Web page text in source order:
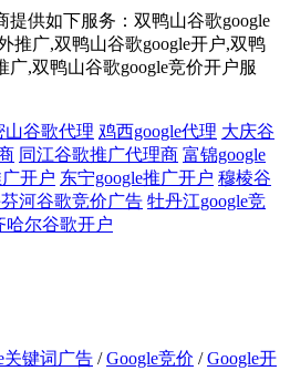
提供如下服务：双鸭山谷歌google
推广,双鸭山谷歌google开户,双鸭
广,双鸭山谷歌google竞价开户服
山谷歌代理 鸡西google代理 大庆谷
同江谷歌推广代理商 富锦google
开户 东宁google推广开户 穆棱谷
河谷歌竞价广告 牡丹江google竞
哈尔谷歌开户
关键词广告 /Google竞价 /Google开